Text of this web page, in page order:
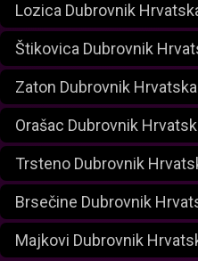
Lozica Dubrovnik
Štikovica Dubrovnik
Zaton Dubrovnik Hrvatska
Orašac Dubrovnik
Trsteno Dubrovnik
Brsečine Dubrovnik
Majkovi Dubrovnik